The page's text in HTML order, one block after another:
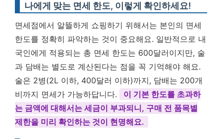
나에게 맞는 면세 한도, 이렇게 확인하세요!
면세점에서 알뜰하게 쇼핑하기 위해서는 본인의 면세
한도를 정확히 파악하는 것이 중요해요. 일반적으로 내
국인에게 적용되는 총 면세 한도는 600달러이지만, 술
과 담배는 별도로 계산된다는 점을 꼭 기억해야 해요.
술은 2병(2L 이하, 400달러 이하)까지, 담배는 200개
비까지 면세가 가능하답니다.
이 기본 한도를 초과하
는 금액에 대해서는 세금이 부과되니, 구매 전 품목별
제한을 미리 확인하는 것이 현명해요.